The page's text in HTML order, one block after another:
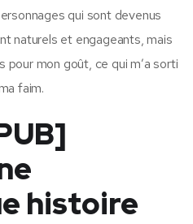
qui sont devenus
naturels et engageants, mais
mon goût, ce qui m’a sorti
faim.
histoire